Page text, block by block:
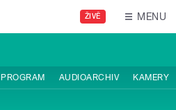
ŽIVĚ MENU
PROGRAM AUDIOARCHIV KAMERY